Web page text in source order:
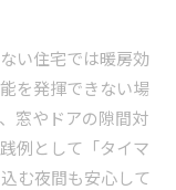
い住宅では暖房効
を発揮できない場
窓やドアの隙間対
例として「タイマ
む夜間も安心して